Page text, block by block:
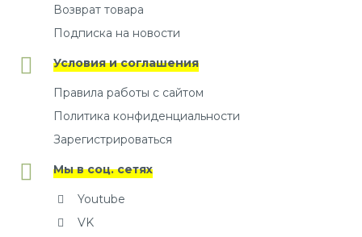
Возврат товара
Подписка на новости
Условия и соглашения
Правила работы с сайтом
Политика конфиденциальности
Зарегистрироваться
Мы в соц. сетях
Youtube
VK